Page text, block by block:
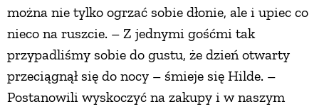
można nie tylko ogrzać sobie dłonie, ale i upiec co
nieco na ruszcie. – Z jednymi gośćmi tak
przypadliśmy sobie do gustu, że dzień otwarty
przeciągnął się do nocy – śmieje się Hilde. –
Postanowili wyskoczyć na zakupy i w naszym